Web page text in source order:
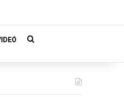
Keresés: